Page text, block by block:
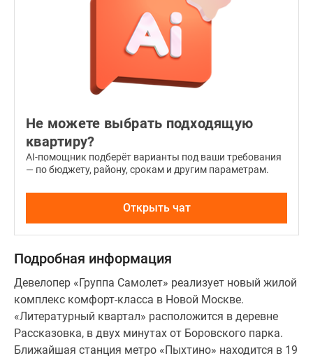
косметический
ремонт,
включая
сантехники
ценителей
уникального
интерьера
доступны
квартиры
без
Не можете выбрать подходящую
квартиру?
AI-помощник подберёт варианты под ваши требования
— по бюджету, району, срокам и другим параметрам.
Открыть чат
Подробная информация
Девелопер «Группа Самолет» реализует новый жилой
комплекс комфорт-класса в Новой Москве.
«Литературный квартал» расположится в деревне
Рассказовка, в двух минутах от Боровского парка.
Ближайшая станция метро «Пыхтино» находится в 19